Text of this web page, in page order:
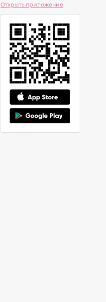
Открыть приложение